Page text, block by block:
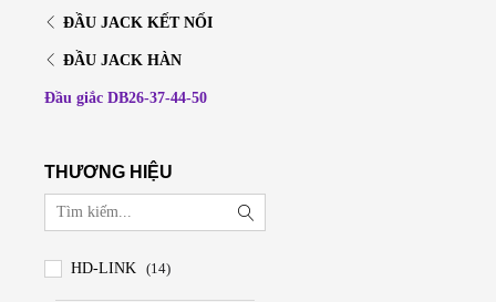
ĐẦU JACK KẾT NỐI
ĐẦU JACK HÀN
Đầu giắc DB26-37-44-50
THƯƠNG HIỆU
HD-LINK (14)